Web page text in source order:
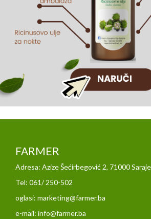
FARMER
Adresa: Azize Šećirbegović 2, 71000
Tel: 061/ 250-502
oglasi: marketing@farmer.ba
e-mail: info@farmer.ba